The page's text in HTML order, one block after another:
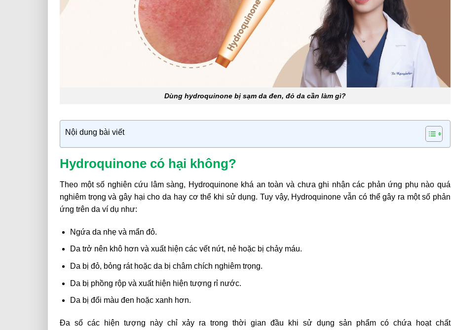
Dùng hydroquinone bị sạm da đen, đỏ da cần làm gì?
Nội dung bài viết
Hydroquinone có hại không?
Theo một số nghiên cứu lâm sàng, Hydroquinone khá an toàn và chưa ghi nhận các phản ứng phụ nào quá
nghiêm trọng và gây hại cho da hay cơ thể khi sử dụng. Tuy vậy, Hydroquinone vẫn có thể gây ra một số phản
ứng trên da ví dụ như:
Ngứa da nhẹ và mẩn đỏ.
Da trở nên khô hơn và xuất hiện các vết nứt, nẻ hoặc bị chảy máu.
Da bị đỏ, bỏng rát hoặc da bị châm chích nghiêm trọng.
Da bị phồng rộp và xuất hiện hiện tượng rỉ nước.
Da bị đổi màu đen hoặc xanh hơn.
Đa số các hiện tượng này chỉ xảy ra trong thời gian đầu khi sử dụng sản phẩm có chứa hoạt chất